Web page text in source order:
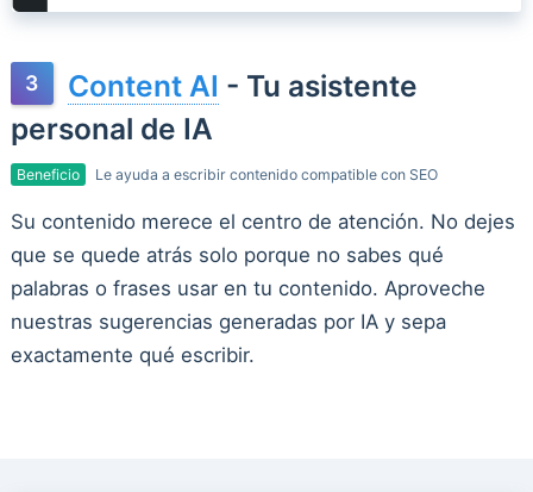
Content AI - Tu asistente
personal de IA
Beneficio Le ayuda a escribir contenido compatible con SEO
Su contenido merece el centro de atención. No dejes
que se quede atrás solo porque no sabes qué
palabras o frases usar en tu contenido. Aproveche
nuestras sugerencias generadas por IA y sepa
exactamente qué escribir.